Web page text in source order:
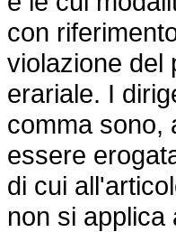
con
violazione del
erariale. I
comma sono,
essere
di cui
non si applica